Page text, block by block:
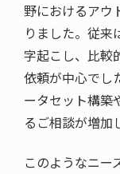
野におけるアウ
りました。従来
字起こし、比較
依頼が中心でし
ータセット構築
るご相談が増加
このようなニー